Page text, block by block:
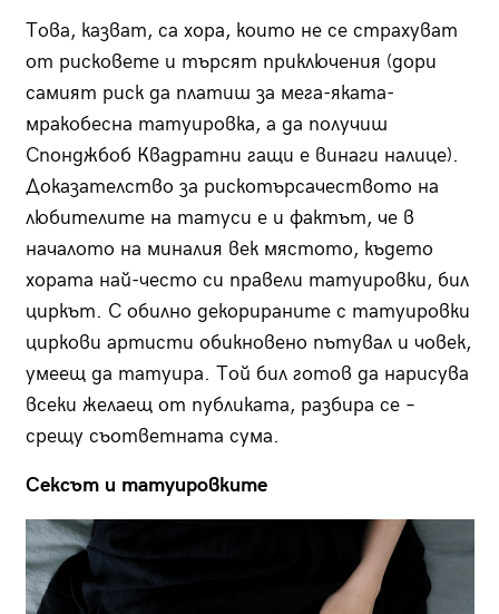
Това, казват, са хора, които не се страхуват
от рисковете и търсят приключения (дори
самият риск да платиш за мега-яката-
мракобесна татуировка, а да получиш
Спонджбоб Квадратни гащи е винаги налице).
Доказателство за рискотърсачеството на
любителите на татуси е и фактът, че в
началото на миналия век мястото, където
хората най-често си правели татуировки, бил
циркът. С обилно декорираните с татуировки
циркови артисти обикновено пътувал и човек,
умеещ да татуира. Той бил готов да нарисува
всеки желаещ от публиката, разбира се –
срещу съответната сума.
Сексът и татуировките